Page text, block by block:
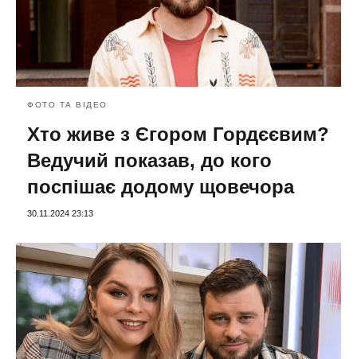
ФОТО ТА ВІДЕО
Хто живе з Єгором Гордєєвим?
Ведучий показав, до кого
поспішає додому щовечора
30.11.2024 23:13